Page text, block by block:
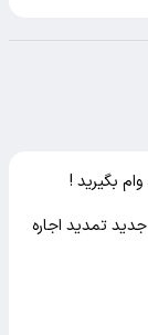
بگیرید !
تمدید اجاره